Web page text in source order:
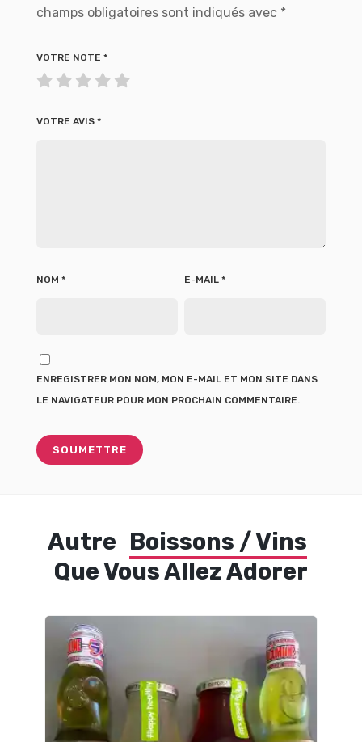
champs obligatoires sont indiqués avec *
VOTRE NOTE *
VOTRE AVIS *
NOM * E-MAIL *
ENREGISTRER MON NOM, MON E-MAIL ET MON SITE DANS
LE NAVIGATEUR POUR MON PROCHAIN COMMENTAIRE.
Autre Boissons / Vins
Que Vous Allez Adorer